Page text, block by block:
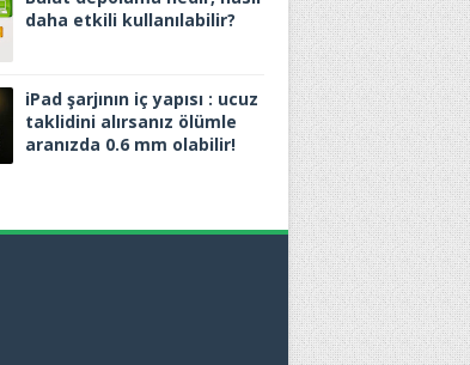
daha etkili kullanılabilir?
iPad şarjının iç yapısı : ucuz
taklidini alırsanız ölümle
aranızda 0.6 mm olabilir!